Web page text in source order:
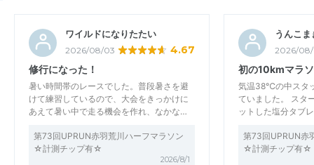
ワイルドになりたたい
2026/08/03 4.67
修行になった！
暑い時間帯のレースでした。普段暑さを避
けて練習しているので、大会をきっかけに
あえて暑い中で走る機会を作れ、なかな…
第73回UPRUN赤羽荒川ハーフマラソン
☆計測チップ有☆
2026/8/1
うんこ
2026/
初の10kmマラ
気温38℃の中スタ
ていました。 スタ
ットした塩分タブ
第73回UPRUN赤
☆計測チップ有☆